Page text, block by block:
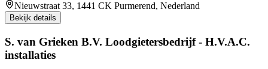
Nieuwstraat 33, 1441 CK Purmerend, Nederland
Bekijk details
S. van Grieken B.V. Loodgietersbedrijf - H.V.A.C.
installaties